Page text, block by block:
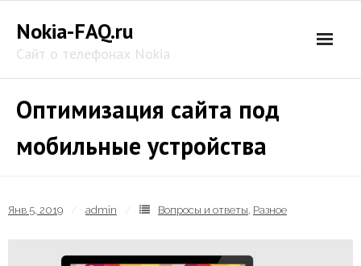
content
Nokia-FAQ.ru
Сайт о телефонах Nokia
Оптимизация сайта под
мобильные устройства
Янв 5, 2019 admin Вопросы и ответы, Разное